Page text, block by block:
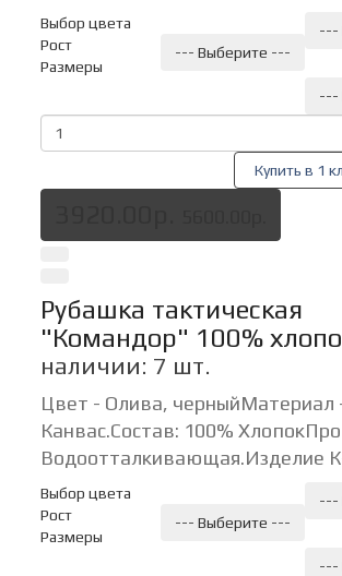
Выбор цвета
---
Рост
--- Выберите ---
Размеры
---
Купить в 1
Рубашка тактическая
"Командор" 100%
наличии: 7 шт.
Цвет - Олива, черныйМатериал
Канвас.Состав: 100%
Водоотталкивающая.Изделие
Выбор цвета
---
Рост
--- Выберите ---
Размеры
---